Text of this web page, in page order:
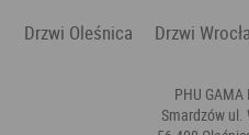
Drzwi Oleśnica
Drzwi
PHU GAMA
Smardzów ul.